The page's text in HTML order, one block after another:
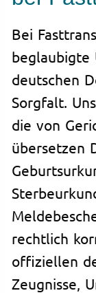
Bei
beglaubigte
deutschen
Sorgfalt.
die von
übersetzen
rechtlich
offiziellen
Zeugnisse,